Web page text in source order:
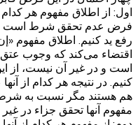
اول: از اطلاق مفهوم هر
فرض عدم تحقق شرط است
رفع ید کنیم. اطلاق مفهوم
اقتضاء می‌کند که وجوب
است و در غیر آن نیست، از
کنیم. در نتیجه هر کدام از
هم هستند مگر نسبت به
مفهوم آنها تحقق جزاء در